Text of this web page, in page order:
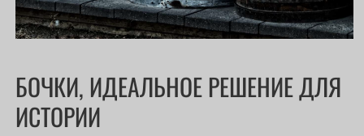
БОЧКИ, ИДЕАЛЬНОЕ РЕШЕНИЕ ДЛЯ
ИСТОРИИ